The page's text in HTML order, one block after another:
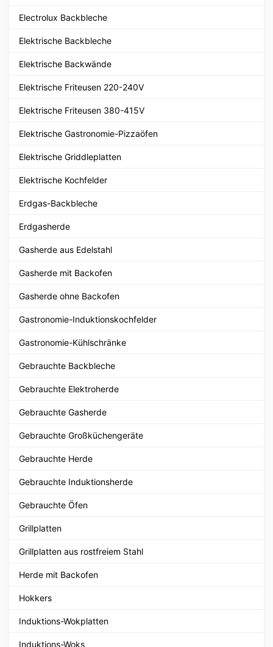
Electrolux Backbleche
Elektrische Backbleche
Elektrische Backwände
Elektrische Friteusen 220-240V
Elektrische Friteusen 380-415V
Elektrische Gastronomie-Pizzaöfen
Elektrische Griddleplatten
Elektrische Kochfelder
Erdgas-Backbleche
Erdgasherde
Gasherde aus Edelstahl
Gasherde mit Backofen
Gasherde ohne Backofen
Gastronomie-Induktionskochfelder
Gastronomie-Kühlschränke
Gebrauchte Backbleche
Gebrauchte Elektroherde
Gebrauchte Gasherde
Gebrauchte Großküchengeräte
Gebrauchte Herde
Gebrauchte Induktionsherde
Gebrauchte Öfen
Grillplatten
Grillplatten aus rostfreiem Stahl
Herde mit Backofen
Hokkers
Induktions-Wokplatten
Induktions-Woks